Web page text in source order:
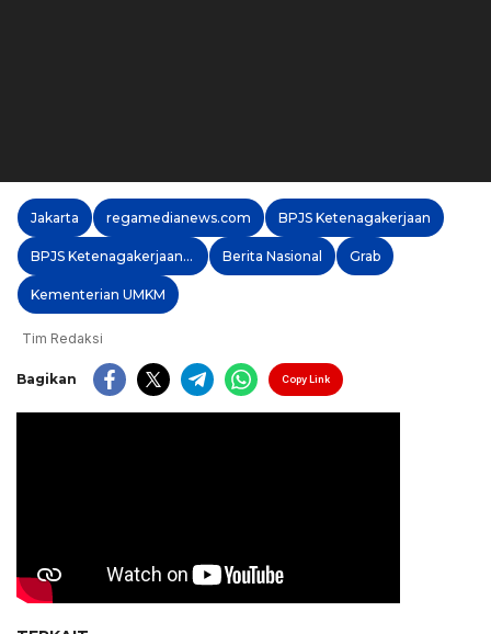
Jakarta regamedianews.com BPJS Ketenagakerjaan
BPJS Ketenagakerjaan Madura Berita Nasional Grab
Kementerian UMKM
Tim Redaksi
Bagikan Copy Link